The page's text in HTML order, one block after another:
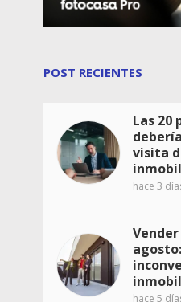
POST RECIENTES
Las 20
visita
hace 3
hace 5